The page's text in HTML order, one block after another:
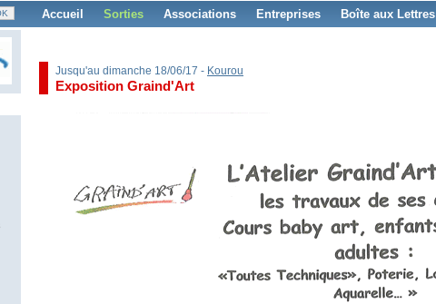
Accueil Sorties Associations Entreprises Boîte aux Lettres
Jusqu'au dimanche 18/06/17 - Kourou
Exposition Graind'Art